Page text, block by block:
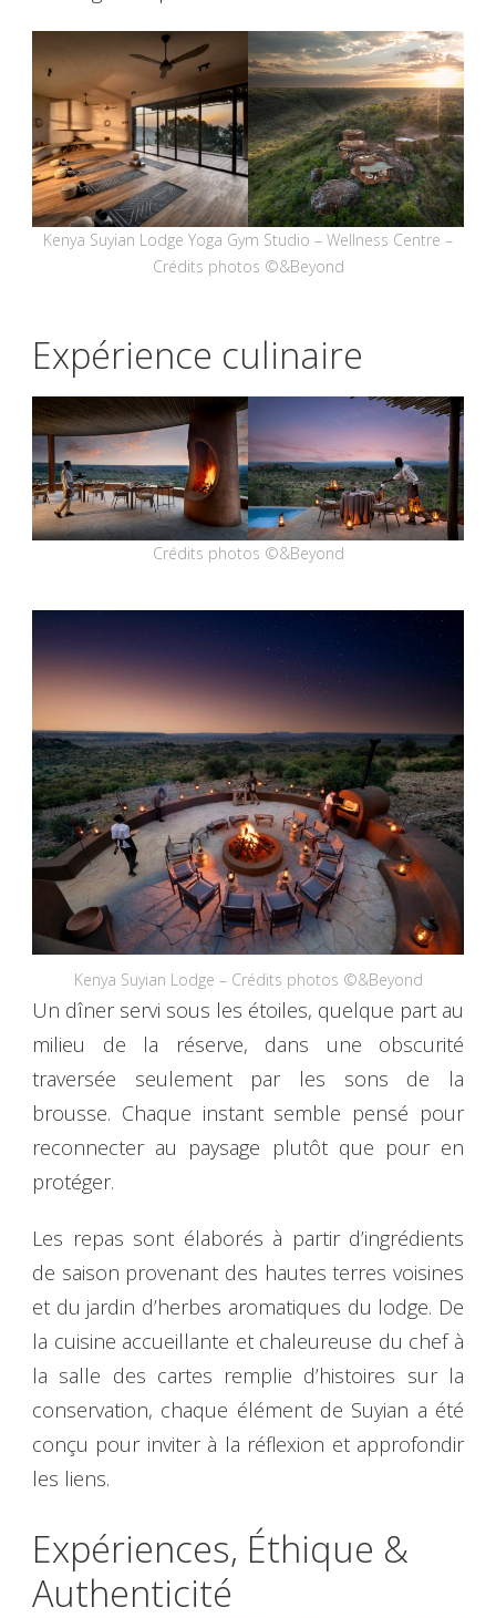
Kenya Suyian Lodge Yoga Gym Studio – Wellness Centre –
Crédits photos ©&Beyond
Expérience culinaire
Crédits photos ©&Beyond
Kenya Suyian Lodge – Crédits photos ©&Beyond
Un dîner servi sous les étoiles, quelque part au
milieu de la réserve, dans une obscurité
traversée seulement par les sons de la
brousse. Chaque instant semble pensé pour
reconnecter au paysage plutôt que pour en
protéger.
Les repas sont élaborés à partir d’ingrédients
de saison provenant des hautes terres voisines
et du jardin d’herbes aromatiques du lodge. De
la cuisine accueillante et chaleureuse du chef à
la salle des cartes remplie d’histoires sur la
conservation, chaque élément de Suyian a été
conçu pour inviter à la réflexion et approfondir
les liens.
Expériences, Éthique &
Authenticité